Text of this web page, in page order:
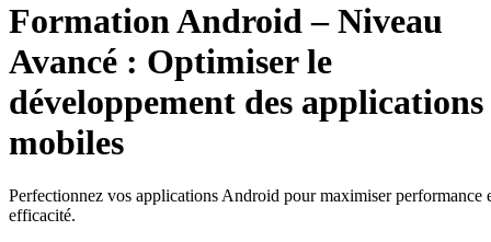
Formation Android – Niveau
Avancé : Optimiser le
développement des applications
mobiles
Perfectionnez vos applications Android pour maximiser performance
efficacité.